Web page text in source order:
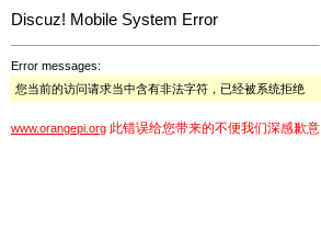
Discuz! Mobile System Error
Error messages:
您当前的访问请求当中含有非法字符，已经被系统拒绝
www.orangepi.org 此错误给您带来的不便我们深感歉意